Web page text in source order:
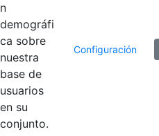
Mostrando el intervalo 1
n
demográfi
ca sobre
nuestra
base de
usuarios
en su
conjunto.
Configuración